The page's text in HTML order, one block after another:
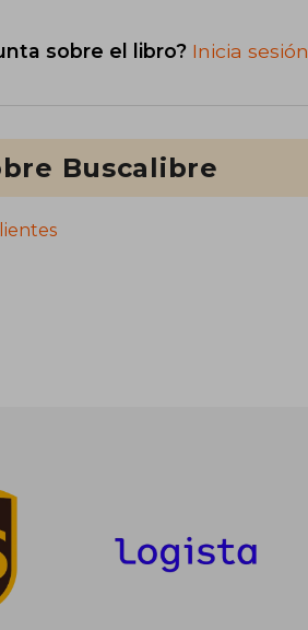
sobre el libro? Inicia sesión
Buscalibre